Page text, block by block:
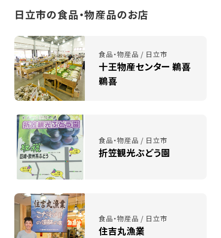
日立市の食品・物産品のお店
食品・物産品 / 日立市
十王物産センター 鵜喜
鵜喜
食品・物産品 / 日立市
折笠観光ぶどう園
食品・物産品 / 日立市
住吉丸漁業